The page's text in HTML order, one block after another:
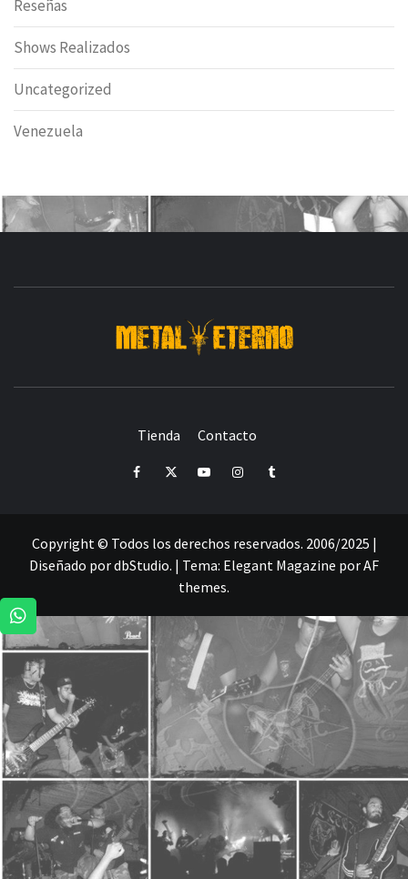
Reseñas
Shows Realizados
Uncategorized
Venezuela
CRÓNICAS DE RECITALES
PRENSA
Tienda Contacto
FacebookTwitterYoutubeInstagramTumblr
Copyright © Todos los derechos reservados. 2006/2025 |
Diseñado por dbStudio. | Tema: Elegant Magazine porAF
themes.